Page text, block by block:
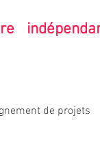
de projets